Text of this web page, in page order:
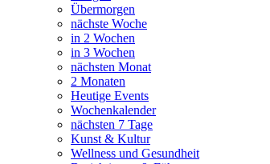
Übermorgen
nächste Woche
in 2 Wochen
in 3 Wochen
nächsten Monat
2 Monaten
Heutige Events
Wochenkalender
nächsten 7 Tage
Kunst & Kultur
Wellness und Gesundheit